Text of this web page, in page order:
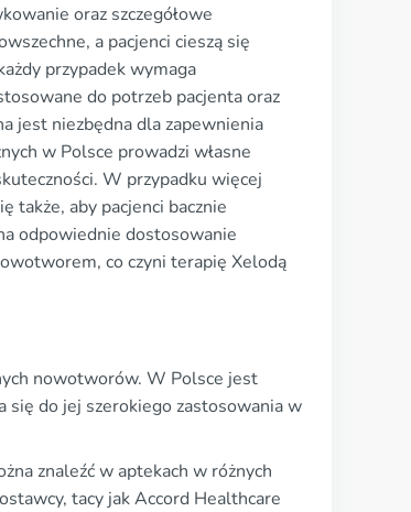
oraz szczegółowe
a pacjenci cieszą się
przypadek wymaga
do potrzeb pacjenta oraz
jest niezbędna dla zapewnienia
w Polsce prowadzi własne
W przypadku więcej
także, aby pacjenci bacznie
odpowiednie dostosowanie
co czyni terapię Xelodą
nowotworów. W Polsce jest
się do jej szerokiego zastosowania w
znaleźć w aptekach w różnych
tacy jak Accord Healthcare